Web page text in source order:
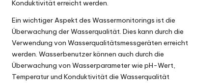
Konduktivität erreicht werden.
Ein wichtiger Aspekt des Wassermonitorings ist die
Überwachung der Wasserqualität. Dies kann durch die
Verwendung von Wasserqualitätsmessgeräten erreicht
werden. Wasserbenutzer können auch durch die
Überwachung von Wasserparameter wie pH-Wert,
Temperatur und Konduktivität die Wasserqualität